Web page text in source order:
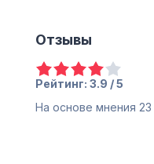
Отзывы
Рейтинг: 3.9 / 5
На основе мнения 23